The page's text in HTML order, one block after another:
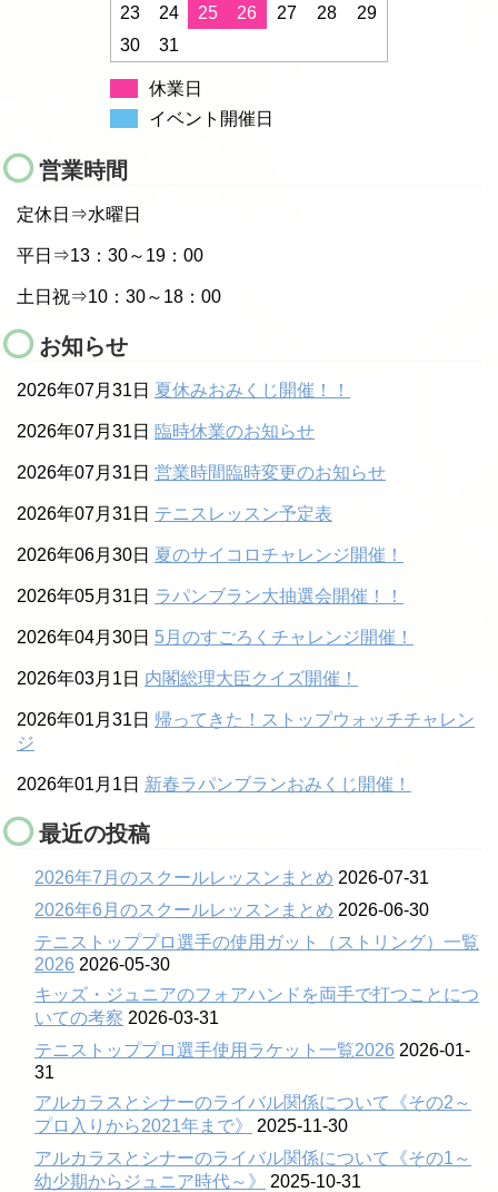
23 24 25 26 27 28
29
30
31
休業日
イベント開催日
営業時間
定休日⇒水曜日
平日⇒13：30～19：00
土日祝⇒10：30～18：00
お知らせ
2026年07月31日 夏休みおみくじ開催！！
2026年07月31日 臨時休業のお知らせ
2026年07月31日 営業時間臨時変更のお知らせ
2026年07月31日 テニスレッスン予定表
2026年06月30日 夏のサイコロチャレンジ開催！
2026年05月31日 ラパンブラン大抽選会開催！！
2026年04月30日 5月のすごろくチャレンジ開催！
2026年03月1日 内閣総理大臣クイズ開催！
2026年01月31日 帰ってきた！ストップウォッチチャレン
ジ
2026年01月1日 新春ラパンブランおみくじ開催！
最近の投稿
2026年7月のスクールレッスンまとめ 2026-07-31
2026年6月のスクールレッスンまとめ 2026-06-30
テニストッププロ選手の使用ガット（ストリング）一覧
2026 2026-05-30
キッズ・ジュニアのフォアハンドを両手で打つことにつ
いての考察 2026-03-31
テニストッププロ選手使用ラケット一覧2026 2026-01-
31
アルカラスとシナーのライバル関係について《その2～
プロ入りから2021年まで》
2025-11-30
アルカラスとシナーのライバル関係について《その1～
幼少期からジュニア時代～》
2025-10-31